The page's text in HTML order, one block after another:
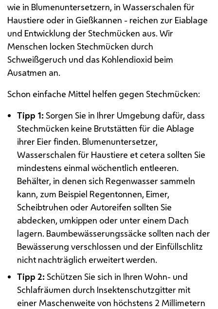
wie in Blumenuntersetzern, in Wasserschalen für
Haustiere oder in Gießkannen - reichen zur Eiablage
und Entwicklung der Stechmücken aus. Wir
Menschen locken Stechmücken durch
Schweißgeruch und das Kohlendioxid beim
Ausatmen an.
Schon einfache Mittel helfen gegen Stechmücken:
Tipp 1: Sorgen Sie in Ihrer Umgebung dafür, dass
Stechmücken keine Brutstätten für die Ablage
ihrer Eier finden. Blumenuntersetzer,
Wasserschalen für Haustiere et cetera sollten Sie
mindestens einmal wöchentlich entleeren.
Behälter, in denen sich Regenwasser sammeln
kann, zum Beispiel Regentonnen, Eimer,
Scheibtruhen oder Autoreifen sollten Sie
abdecken, umkippen oder unter einem Dach
lagern. Baumbewässerungssäcke sollten nach der
Bewässerung verschlossen und der Einfüllschlitz
nicht nachträglich erweitert werden.
Tipp 2: Schützen Sie sich in Ihren Wohn- und
Schlafräumen durch Insektenschutzgitter mit
einer Maschenweite von höchstens 2 Millimetern